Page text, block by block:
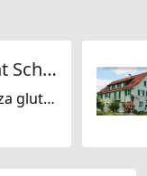
Osteria Restaurant Schwanen
Italiana, Svizzera, Senza glutine